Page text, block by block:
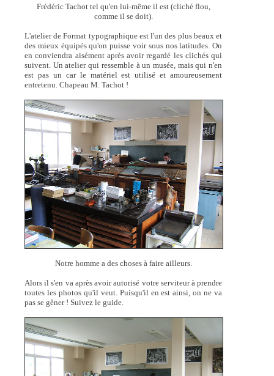
Frédéric Tachot tel qu'en lui-même il est (cliché flou,
comme il se doit).
L'atelier de Format typographique est l'un des plus beaux et
des mieux équipés qu'on puisse voir sous nos latitudes. On
en conviendra aisément après avoir regardé les clichés qui
suivent. Un atelier qui ressemble à un musée, mais qui n'en
est pas un car le matériel est utilisé et amoureusement
entretenu. Chapeau M. Tachot !
Notre homme a des choses à faire ailleurs.
Alors il s'en va après avoir autorisé votre serviteur à prendre
toutes les photos qu'il veut. Puisqu'il en est ainsi, on ne va
pas se gêner ! Suivez le guide.